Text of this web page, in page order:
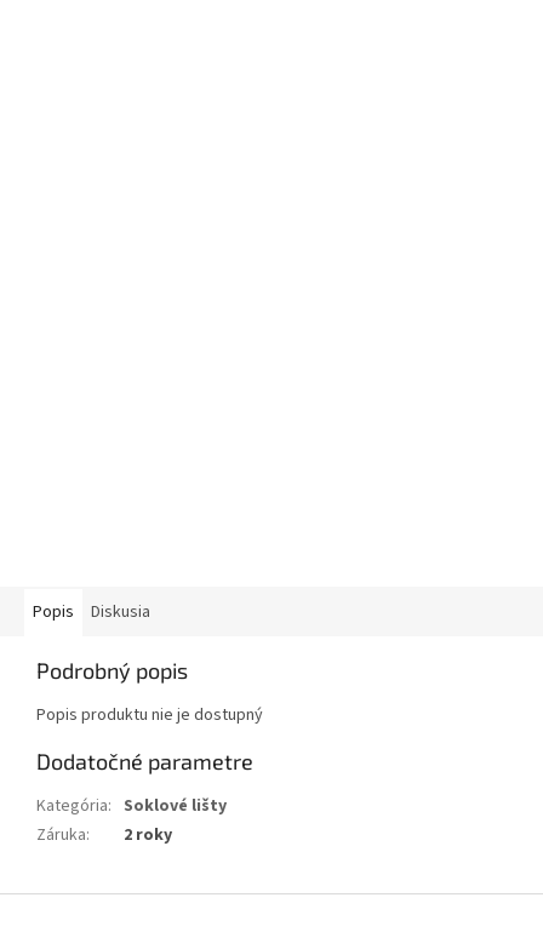
Popis Diskusia
Podrobný popis
Popis produktu nie je dostupný
Dodatočné parametre
Kategória: Soklové lišty
Záruka: 2 roky